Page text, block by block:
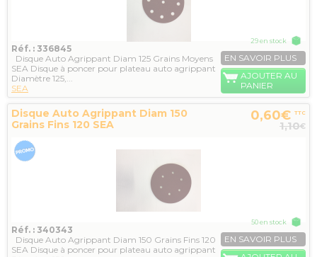
Réf. : 336845
Disque Auto Agrippant Diam 125 Grains Moyens
SEA Disque à poncer pour plateau auto agrippant
Diamètre 125,...
SEA
29 en stock
EN SAVOIR PLUS
AJOUTER AU
PANIER
Disque Auto Agrippant Diam 150
Grains Fins 120 SEA
0,60€ TTC
1,10€
Réf. : 340343
Disque Auto Agrippant Diam 150 Grains Fins 120
SEA Disque à poncer pour plateau auto agrippant
50 en stock
EN SAVOIR PLUS